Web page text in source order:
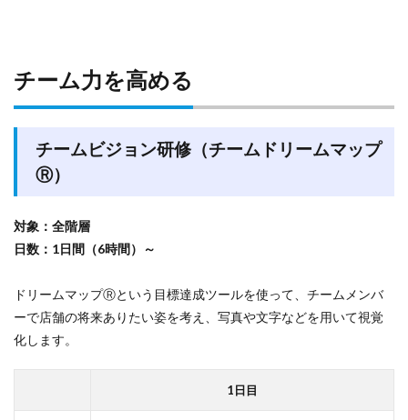
チーム力を高める
チームビジョン研修（チームドリームマップ
Ⓡ）
対象：全階層
日数：1日間（6時間）～
ドリームマップⓇという目標達成ツールを使って、チームメンバ
ーで店舗の将来ありたい姿を考え、写真や文字などを用いて視覚
化します。
1日目